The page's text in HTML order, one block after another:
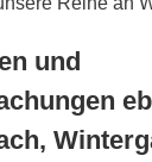
und